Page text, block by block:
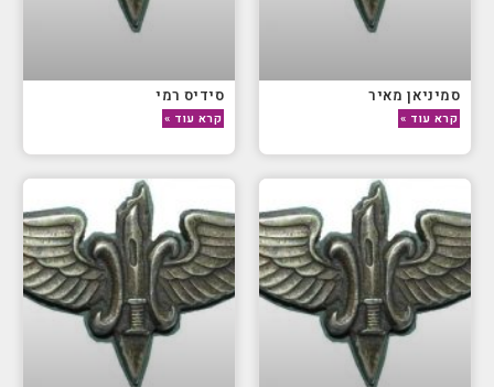
סמיניאן מאיר
קרא עוד »
סידיס רמי
קרא עוד »